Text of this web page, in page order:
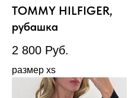
TOMMY HILFIGER,
рубашка
2 800 Руб.
размер xs